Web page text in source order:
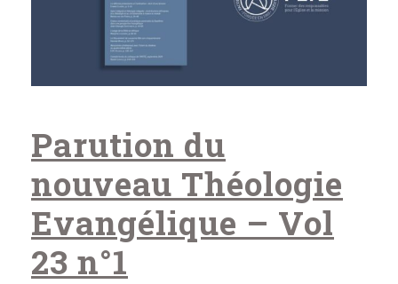
Parution du
nouveau Théologie
Evangélique – Vol
23 n°1